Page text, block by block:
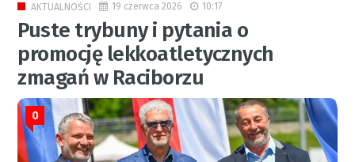
AKTUALNOŚCI 19 czerwca 2026 10:17
Puste trybuny i pytania o
promocję lekkoatletycznych
zmagań w Raciborzu
0